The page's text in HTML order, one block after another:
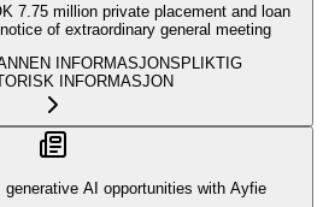
7.75 million private placement and loan
of extraordinary general meeting
INFORMASJONSPLIKTIG
INFORMASJON
generative AI opportunities with Ayfie